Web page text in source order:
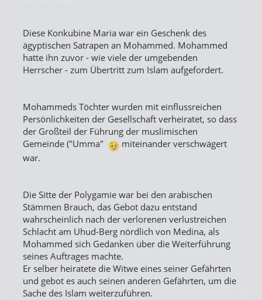
Diese Konkubine Maria war ein Geschenk des
ägyptischen Satrapen an Mohammed. Mohammed
hatte ihn zuvor - wie viele der umgebenden
Herrscher - zum Übertritt zum Islam aufgefordert.
Mohammeds Töchter wurden mit einflussreichen
Persönlichkeiten der Gesellschaft verheiratet, so dass
der Großteil der Führung der muslimischen
Gemeinde ("Umma"
miteinander verschwägert
war.
Die Sitte der Polygamie war bei den arabischen
Stämmen Brauch, das Gebot dazu entstand
wahrscheinlich nach der verlorenen verlustreichen
Schlacht am Uhud-Berg nördlich von Medina, als
Mohammed sich Gedanken über die Weiterführung
seines Auftrages machte.
Er selber heiratete die Witwe eines seiner Gefährten
und gebot es auch seinen anderen Gefährten, um die
Sache des Islam weiterzuführen.